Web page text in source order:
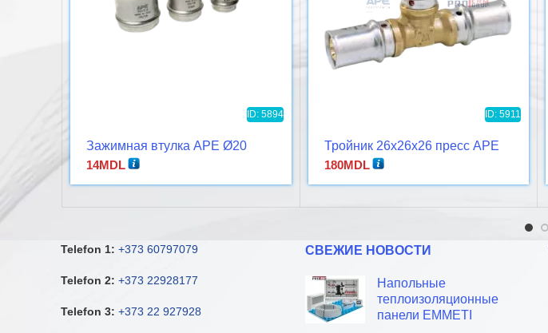
ID: 5894
Зажимная втулка APE Ø20
14MDL
ID: 5911
Тройник 26x26x26 пресс APE
180MDL
Telefon 1: +373 60797079
Telefon 2: +373 22928177
Telefon 3: +373 22 927928
СВЕЖИЕ НОВОСТИ
Напольные
теплоизоляционные
панели EMMETI